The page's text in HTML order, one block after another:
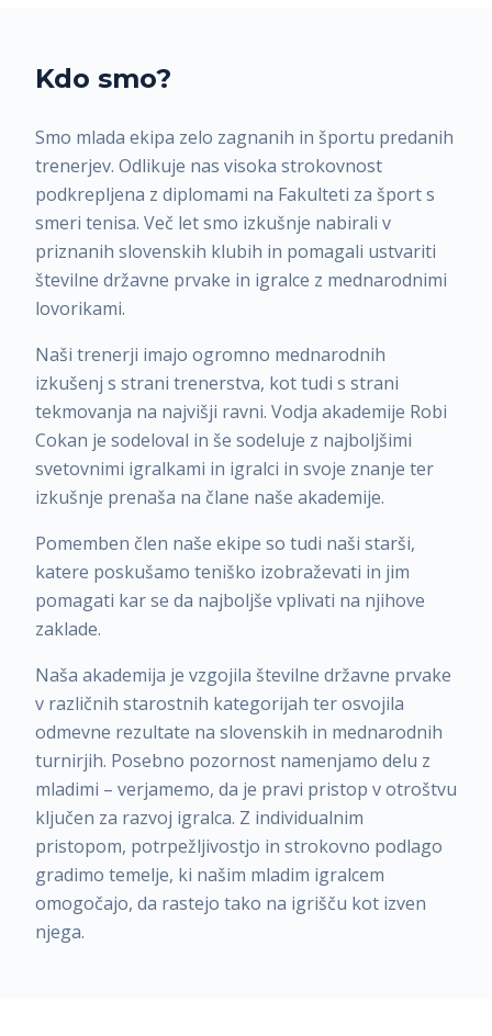
Kdo smo?
Smo mlada ekipa zelo zagnanih in športu predanih
trenerjev. Odlikuje nas visoka strokovnost
podkrepljena z diplomami na Fakulteti za šport s
smeri tenisa. Več let smo izkušnje nabirali v
priznanih slovenskih klubih in pomagali ustvariti
številne državne prvake in igralce z mednarodnimi
lovorikami.
Naši trenerji imajo ogromno mednarodnih
izkušenj s strani trenerstva, kot tudi s strani
tekmovanja na najvišji ravni. Vodja akademije Robi
Cokan je sodeloval in še sodeluje z najboljšimi
svetovnimi igralkami in igralci in svoje znanje ter
izkušnje prenaša na člane naše akademije.
Pomemben člen naše ekipe so tudi naši starši,
katere poskušamo teniško izobraževati in jim
pomagati kar se da najboljše vplivati na njihove
zaklade.
Naša akademija je vzgojila številne državne prvake
v različnih starostnih kategorijah ter osvojila
odmevne rezultate na slovenskih in mednarodnih
turnirjih. Posebno pozornost namenjamo delu z
mladimi – verjamemo, da je pravi pristop v otroštvu
ključen za razvoj igralca. Z individualnim
pristopom, potrpežljivostjo in strokovno podlago
gradimo temelje, ki našim mladim igralcem
omogočajo, da rastejo tako na igrišču kot izven
njega.